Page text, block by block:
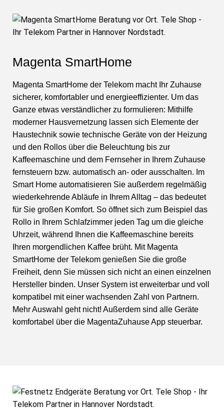
Magenta SmartHome
Magenta SmartHome der Telekom macht Ihr Zuhause
sicherer, komfortabler und energieeffizienter. Um das
Ganze etwas verständlicher zu formulieren: Mithilfe
moderner Hausvernetzung lassen sich Elemente der
Haustechnik sowie technische Geräte von der Heizung
und den Rollos über die Beleuchtung bis zur
Kaffeemaschine und dem Fernseher in Ihrem Zuhause
fernsteuern bzw. automatisch an- oder ausschalten. Im
Smart Home automatisieren Sie außerdem regelmäßig
wiederkehrende Abläufe in Ihrem Alltag – das bedeutet
für Sie großen Komfort. So öffnet sich zum Beispiel das
Rollo in Ihrem Schlafzimmer jeden Tag um die gleiche
Uhrzeit, während Ihnen die Kaffeemaschine bereits
Ihren morgendlichen Kaffee brüht. Mit Magenta
SmartHome der Telekom genießen Sie die große
Freiheit, denn Sie müssen sich nicht an einen einzelnen
Hersteller binden. Unser System ist erweiterbar und voll
kompatibel mit einer wachsenden Zahl von Partnern.
Mehr Auswahl geht nicht! Außerdem sind alle Geräte
komfortabel über die MagentaZuhause App steuerbar.